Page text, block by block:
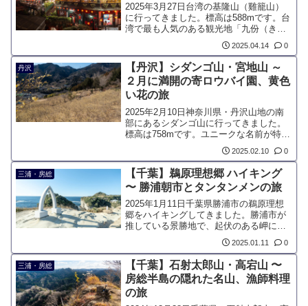
2025年3月27日台湾の基隆山（雞籠山）
に行ってきました。標高は588mです。台
湾で最も人気のある観光地「九份（きゅ
うふん）」にある山で、街と海を一望で
きる展望台のようなスポットです。遊歩
道が整備されており、山頂までは約40分
で登ることができます。
2025.04.14 0
丹沢
【丹沢】シダンゴ山・宮地山 ～
２月に満開の寄ロウバイ園、黄色
い花の旅
2025年2月10日神奈川県・丹沢山地の南
部にあるシダンゴ山に行ってきました。
標高は758mです。ユニークな名前が特徴
のこの山は、丹沢の主峰というわけでは
ありませんが、根強いファンのいる山で
す。今回は例年2月に見頃を迎えるロウバ
イが目的で、登山はおまけ、いわば“バー
ター登山”です
2025.02.10 0
三浦・房総
【千葉】鵜原理想郷 ハイキング
〜 勝浦朝市とタンタンメンの旅
2025年1月11日千葉県勝浦市の鵜原理想
郷をハイキングしてきました。勝浦市が
推している景勝地で、起伏のある岬にハ
イキングコースが整備されており、約1時
間で散策できます。「理想郷」という地
名は、大正時代の別荘地計画に由来して
いるそうです。
2025.01.11 0
三浦・房総
【千葉】石射太郎山・高宕山 〜
房総半島の隠れた名山、漁師料理
の旅